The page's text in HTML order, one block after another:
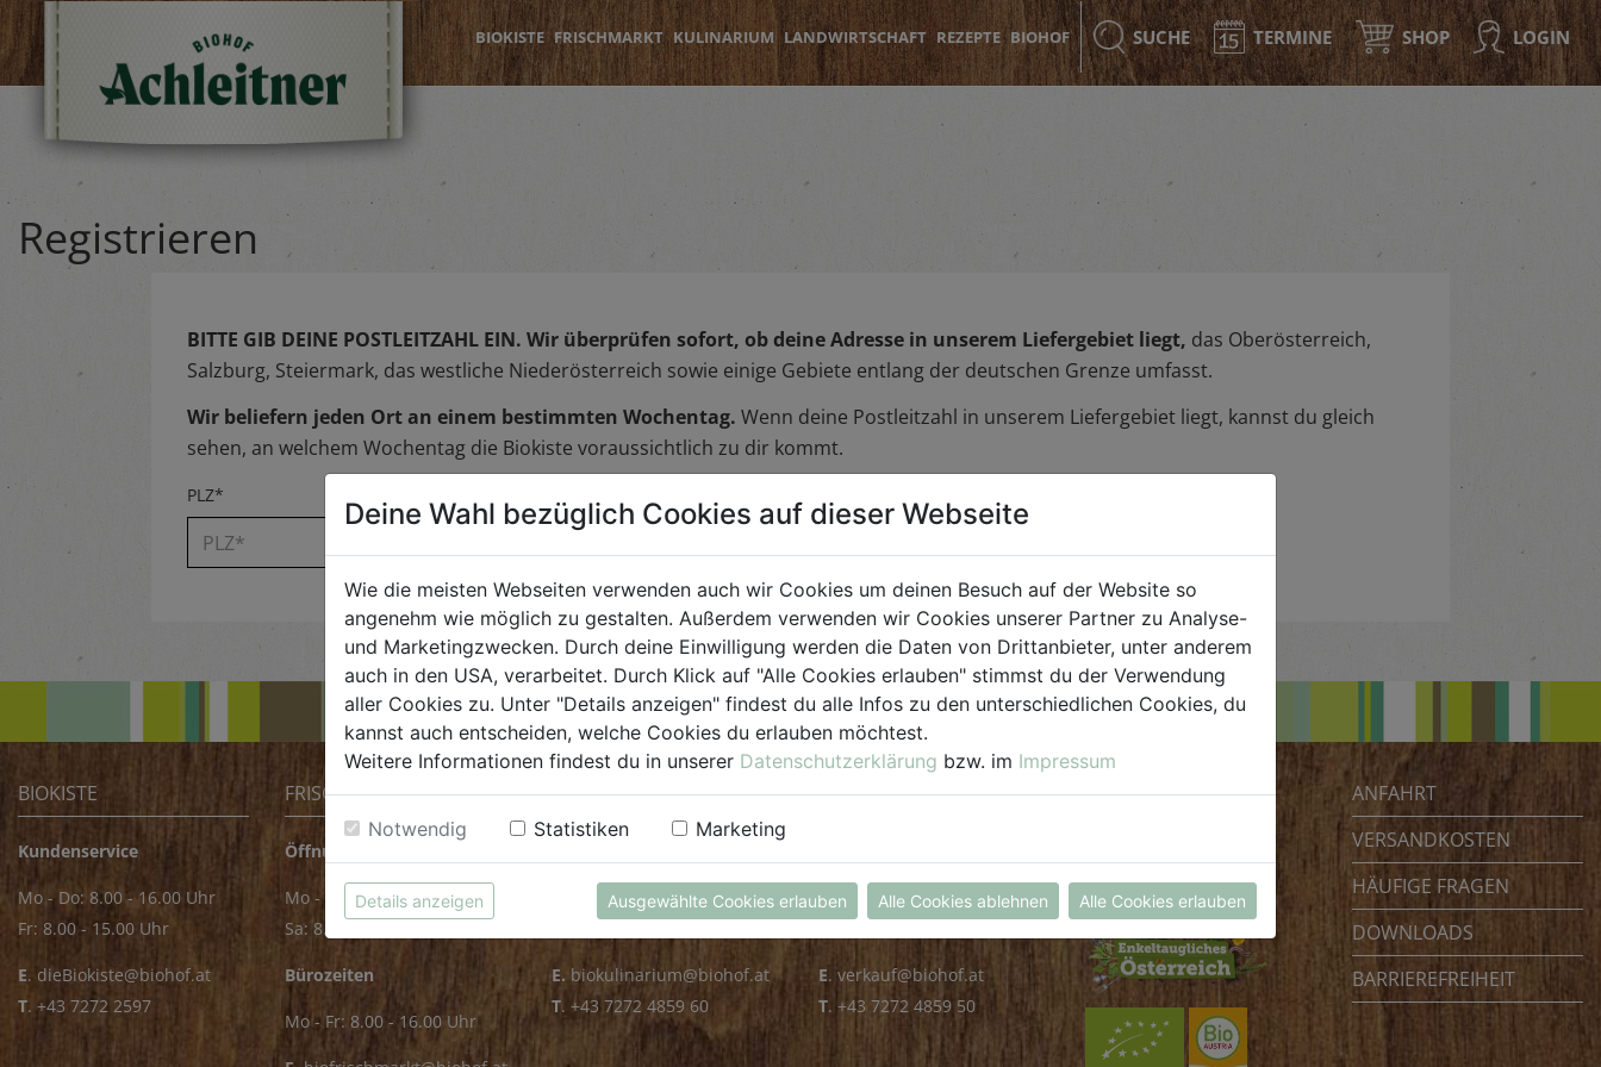
BIOKISTE FRISCHMARKT KULINARIUM LANDWIRTSCHAFT REZEPTE BIOHOF SUCHE TERMINE SHOP LOGIN
Registrieren
BITTE GIB DEINE POSTLEITZAHL EIN. Wir überprüfen sofort, ob deine Adresse in unserem Liefergebiet liegt, das Oberösterreich,
Salzburg, Steiermark, das westliche Niederösterreich sowie einige Gebiete entlang der deutschen Grenze umfasst.
Wir beliefern jeden Ort an einem bestimmten Wochentag. Wenn deine Postleitzahl in unserem Liefergebiet liegt, kannst du gleich
sehen, an welchem Wochentag die Biokiste voraussichtlich zu dir kommt.
PLZ*
BIOKISTE
Kundenservice
Mo - Do: 8.00 - 16.00 Uhr
Fr: 8.00 - 15.00 Uhr
E. dieBiokiste@biohof.at
T. +43 7272 2597
FRISCHMARKT
Öffnungszeiten
Mo - Fr: 8.00 - 18.00 Uhr
Sa: 8.00 - 14.00 Uhr
Bürozeiten
Mo - Fr: 8.00 - 16.00 Uhr
KULINARIUM
Mo - Fr: 8.00 - 14.30 Uhr
E. biokulinarium@biohof.at
T. +43 7272 4859 60
GROSSHANDEL
Mo - Do: 8.00 - 16.00 Uhr
E. verkauf@biohof.at
T. +43 7272 4859 50
Biohof Achleitner
4070 Eferding
Österreich
ANFAHRT
VERSANDKOSTEN
HÄUFIGE FRAGEN
DOWNLOADS
BARRIEREFREIHEIT
Deine Wahl bezüglich Cookies auf dieser Webseite
Wie die meisten Webseiten verwenden auch wir Cookies um deinen Besuch auf der Website so
angenehm wie möglich zu gestalten. Außerdem verwenden wir Cookies unserer Partner zu Analyse-
und Marketingzwecken. Durch deine Einwilligung werden die Daten von Drittanbieter, unter anderem
auch in den USA, verarbeitet. Durch Klick auf "Alle Cookies erlauben" stimmst du der Verwendung
aller Cookies zu. Unter "Details anzeigen" findest du alle Infos zu den unterschiedlichen Cookies, du
kannst auch entscheiden, welche Cookies du erlauben möchtest.
Weitere Informationen findest du in unserer Datenschutzerklärung bzw. im Impressum
Notwendig Statistiken Marketing
Details anzeigen Ausgewählte Cookies erlauben Alle Cookies ablehnen Alle Cookies erlauben